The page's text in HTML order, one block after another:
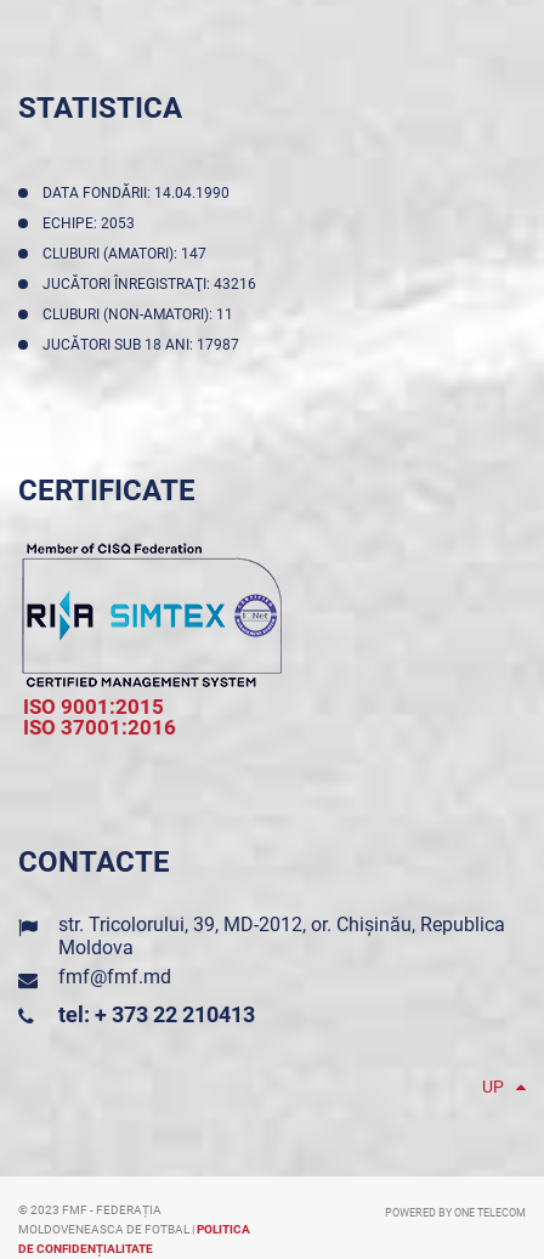
STATISTICA
DATA FONDĂRII: 14.04.1990
ECHIPE: 2053
CLUBURI (AMATORI): 147
JUCĂTORI ÎNREGISTRAŢI: 43216
CLUBURI (NON-AMATORI): 11
JUCĂTORI SUB 18 ANI: 17987
CERTIFICATE
ISO 9001:2015
ISO 37001:2016
CONTACTE
str. Tricolorului, 39, MD-2012, or. Chișinău, Republica
Moldova
fmf@fmf.md
tel: + 373 22 210413
UP
© 2023 FMF - FEDERAȚIA
MOLDOVENEASCA DE FOTBAL |POLITICA
DE CONFIDENȚIALITATE
POWERED BY ONE TELECOM